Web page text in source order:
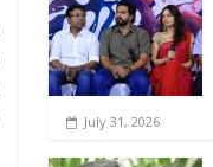
July 31, 2026